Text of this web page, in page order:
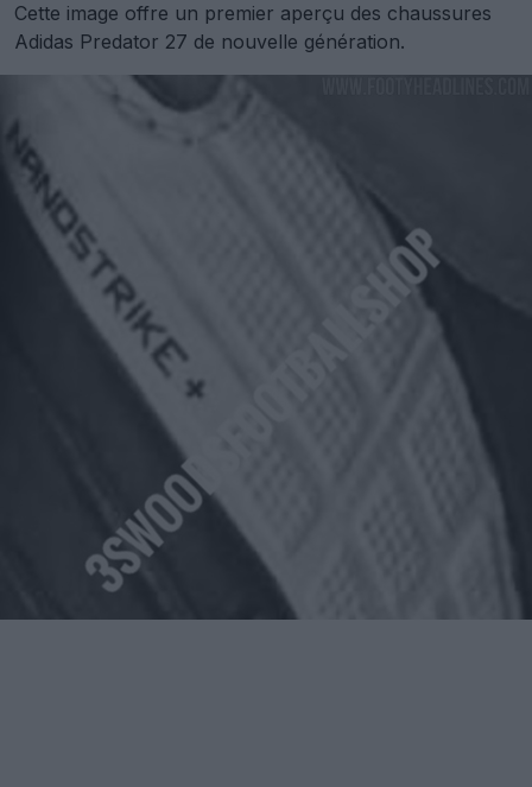
Cette image offre un premier aperçu des chaussures
Adidas Predator 27 de nouvelle génération.